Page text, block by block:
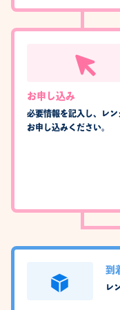
お申し込み
必要情報を記入し、レン
お申し込みください。
到
レ